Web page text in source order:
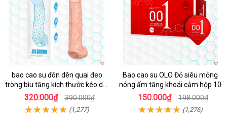
bao cao su đôn dên quai đeo
tròng bìu tăng kích thước kéo dài
thời gian
320.000₫ 390.000₫
(1,277)
Bao cao su OLO Đỏ siêu mỏng
nóng ấm tăng khoái cảm hộp 10
150.000₫ 198.000₫
(1,276)